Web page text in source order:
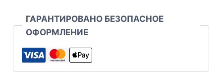
ГАРАНТИРОВАНО БЕЗОПАСНОЕ
ОФОРМЛЕНИЕ